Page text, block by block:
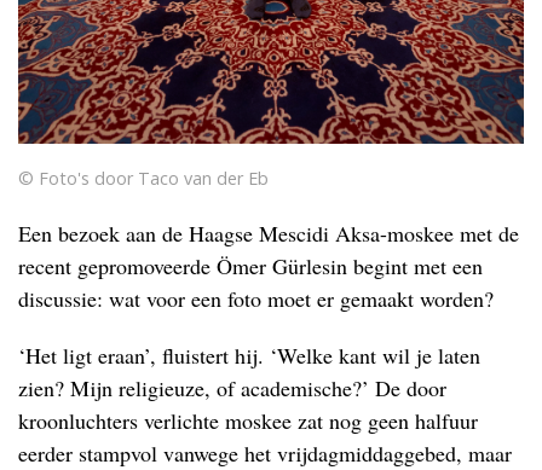
© Foto's door Taco van der Eb
Een bezoek aan de Haagse Mescidi Aksa-moskee met de
recent gepromoveerde Ömer Gürlesin begint met een
discussie: wat voor een foto moet er gemaakt worden?
‘Het ligt eraan’, fluistert hij. ‘Welke kant wil je laten
zien? Mijn religieuze, of academische?’ De door
kroonluchters verlichte moskee zat nog geen halfuur
eerder stampvol vanwege het vrijdagmiddaggebed, maar